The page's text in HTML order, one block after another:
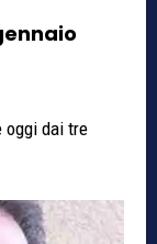
oggi dai tre